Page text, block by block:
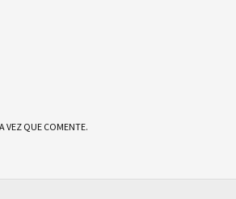
VEZ QUE COMENTE.